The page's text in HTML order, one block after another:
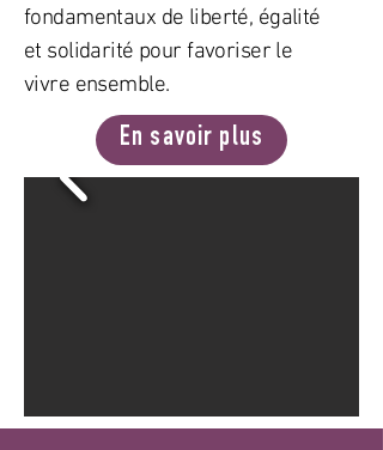
fondamentaux de liberté, égalité
et solidarité pour favoriser le
vivre ensemble.
En savoir plus